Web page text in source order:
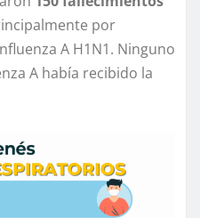
por
A H1N1. Ninguno
A había recibido la